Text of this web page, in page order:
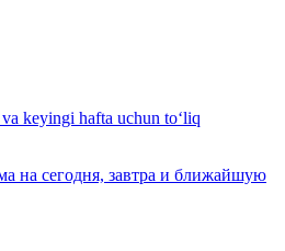
keyingi hafta uchun to‘liq
на сегодня, завтра и ближайшую